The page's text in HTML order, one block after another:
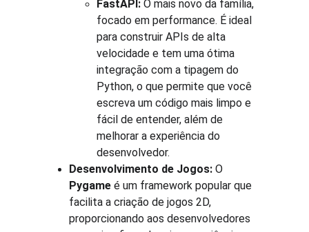
FastAPI: O mais novo da família,
focado em performance. É ideal
para construir APIs de alta
velocidade e tem uma ótima
integração com a tipagem do
Python, o que permite que você
escreva um código mais limpo e
fácil de entender, além de
melhorar a experiência do
desenvolvedor.
Desenvolvimento de Jogos: O
Pygame é um framework popular que
facilita a criação de jogos 2D,
proporcionando aos desenvolvedores